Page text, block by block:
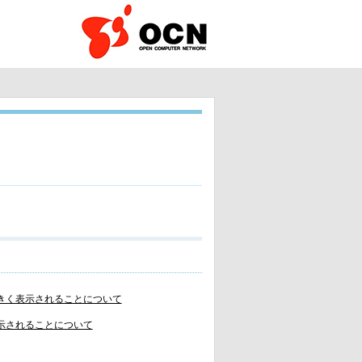
く表示されることについて
されることについて